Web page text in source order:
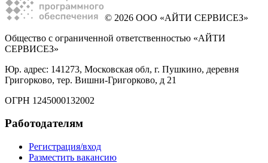
© 2026 ООО «АЙТИ СЕРВИСЕЗ»
Общество с ограниченной ответственностью «АЙТИ
СЕРВИСЕЗ»
Юр. адрес: 141273, Московская обл, г. Пушкино, деревня
Григорково, тер. Вишни-Григорково, д 21
ОГРН 1245000132002
Работодателям
Регистрация/вход
Разместить вакансию